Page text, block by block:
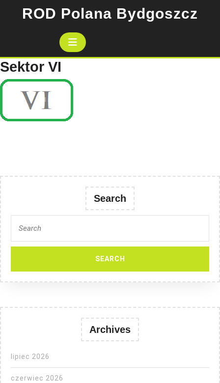
ROD Polana Bydgoszcz
Open
Sektor VI
Search
for:
Archives
lipiec 2026
czerwiec 2026